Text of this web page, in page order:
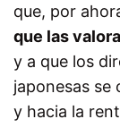
que, por
que las
y a que los
japonesas se
y hacia la